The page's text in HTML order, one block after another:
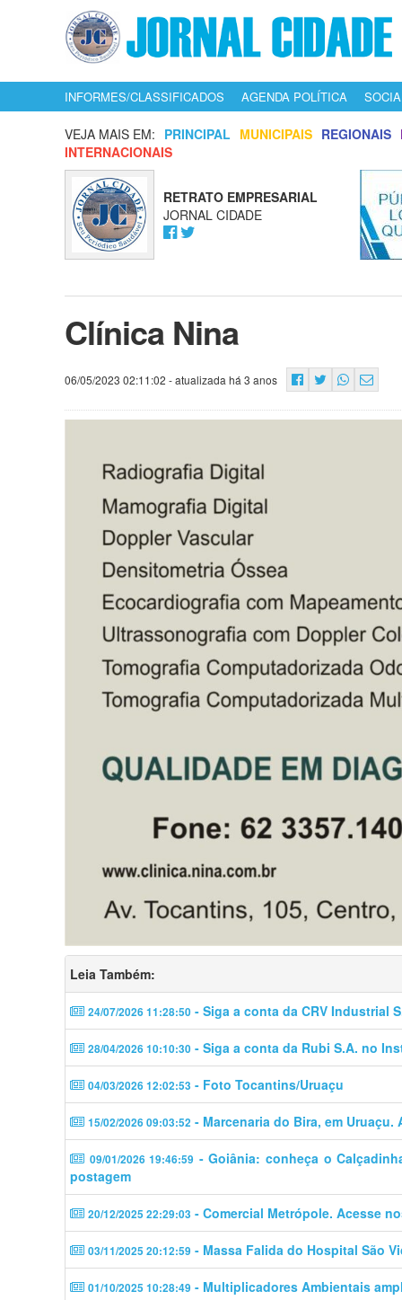
INFORMES/CLASSIFICADOS AGENDA POLÍTICA
VEJA MAIS EM: PRINCIPAL MUNICIPAIS REGIONAIS
INTERNACIONAIS
RETRATO EMPRESARIAL
JORNAL CIDADE
Clínica Nina
06/05/2023 02:11:02 - atualizada há 3 anos
Leia Também:
24/07/2026 11:28:50 - Siga a conta da CRV Industrial
28/04/2026 10:10:30 - Siga a conta da Rubi S.A. no
04/03/2026 12:02:53 - Foto Tocantins/Uruaçu
15/02/2026 09:03:52 - Marcenaria do Bira, em
09/01/2026 19:46:59 - Goiânia: conheça o
postagem
20/12/2025 22:29:03 - Comercial Metrópole. Acesse
03/11/2025 20:12:59 - Massa Falida do Hospital São
01/10/2025 10:28:49 - Multiplicadores Ambientais